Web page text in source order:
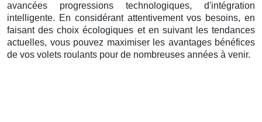
avancées progressions technologiques, d'intégration
intelligente. En considérant attentivement vos besoins, en
faisant des choix écologiques et en suivant les tendances
actuelles, vous pouvez maximiser les avantages bénéfices
de vos volets roulants pour de nombreuses années à venir.